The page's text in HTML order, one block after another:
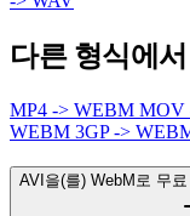
다른 형식에
MP4 -> WEBM MOV
WEBM 3GP ->
AVI을(를) WebM로 무